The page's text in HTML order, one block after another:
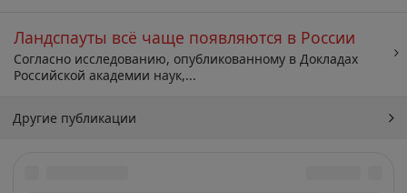
Ландспауты всё чаще появляются в России
Согласно исследованию, опубликованному в Докладах
Российской академии наук,...
Другие публикации